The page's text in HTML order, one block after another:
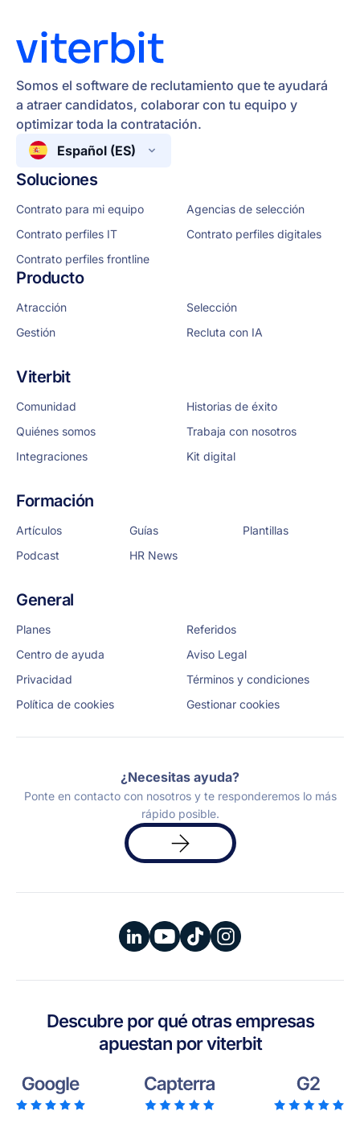
Somos el software de reclutamiento que te ayudará
a atraer candidatos, colaborar con tu equipo y
optimizar toda la contratación.
Español (ES)
Soluciones
Contrato para mi equipo
Agencias de selección
Contrato perfiles IT
Contrato perfiles digitales
Contrato perfiles frontline
Producto
Atracción
Selección
Gestión
Recluta con IA
Viterbit
Comunidad
Historias de éxito
Quiénes somos
Trabaja con nosotros
Integraciones
Kit digital
Formación
Artículos Guías
Plantillas
Podcast
HR News
General
Planes
Referidos
Centro de ayuda
Aviso Legal
Privacidad
Términos y condiciones
Política de cookies
Gestionar cookies
¿Necesitas ayuda?
Ponte en contacto con nosotros y te responderemos lo más
rápido posible.
Solicita
una
demo
Descubre por qué otras empresas
apuestan por viterbit